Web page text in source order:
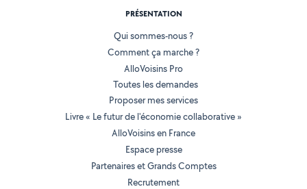
PRÉSENTATION
Qui sommes-nous ?
Comment ça marche ?
AlloVoisins Pro
Toutes les demandes
Proposer mes services
Livre « Le futur de l'économie collaborative »
AlloVoisins en France
Espace presse
Partenaires et Grands Comptes
Recrutement